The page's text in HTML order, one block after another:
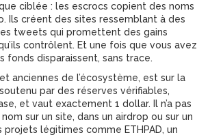
ciblée : les escrocs copient des noms
Ils créent des sites ressemblant à des
tweets qui promettent des gains
contrôlent. Et une fois que vous avez
fonds disparaissent, sans trace.
anciennes de l’écosystème, est sur la
par des réserves vérifiables,
et vaut exactement 1 dollar. Il n’a pas
sur un site, dans un airdrop ou sur un
projets légitimes comme ETHPAD, un